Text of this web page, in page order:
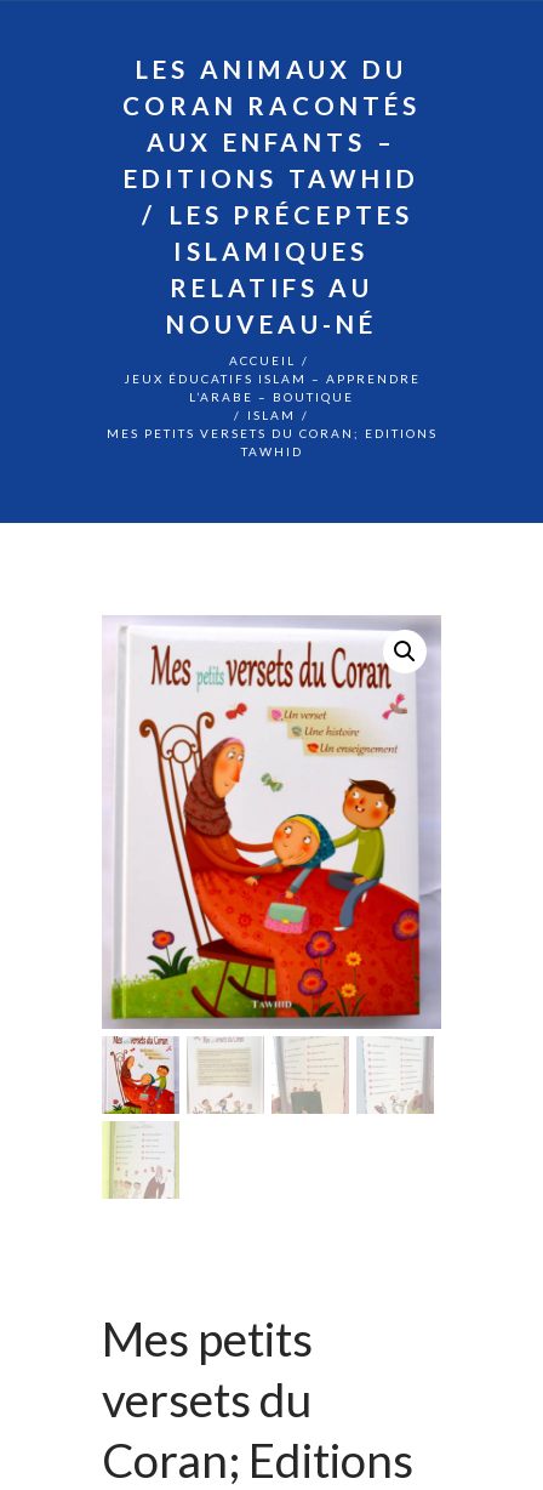
LES ANIMAUX DU
CORAN RACONTÉS
AUX ENFANTS –
EDITIONS TAWHID
LES PRÉCEPTES
ISLAMIQUES
RELATIFS AU
NOUVEAU-NÉ
ACCUEIL
JEUX ÉDUCATIFS ISLAM – APPRENDRE
L’ARABE – BOUTIQUE
ISLAM
MES PETITS VERSETS DU CORAN; EDITIONS
TAWHID
Mes petits
versets du
Coran; Editions